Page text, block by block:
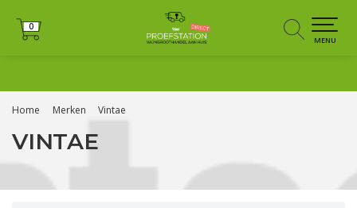
0
0
MENU
Home Merken Vintae
VINTAE